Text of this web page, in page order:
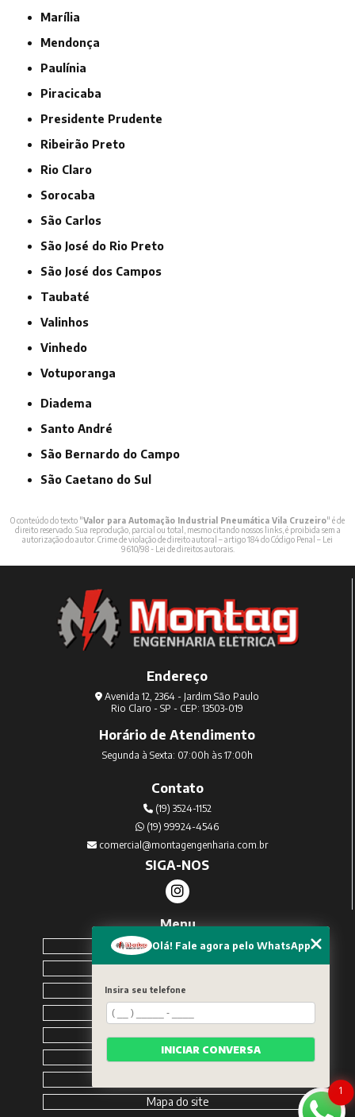
Marília
Mendonça
Paulínia
Piracicaba
Presidente Prudente
Ribeirão Preto
Rio Claro
Sorocaba
São Carlos
São José do Rio Preto
São José dos Campos
Taubaté
Valinhos
Vinhedo
Votuporanga
Diadema
Santo André
São Bernardo do Campo
São Caetano do Sul
O conteúdo do texto "Valor para Automação Industrial Pneumática Vila Cruzeiro" é de
direito reservado. Sua reprodução, parcial ou total, mesmo citando nossos links, é proibida sem a
autorização do autor. Crime de violação de direito autoral – artigo 184 do Código Penal –
Lei
9610/98 - Lei de direitos autorais.
Endereço
Avenida 12, 2364 - Jardim São Paulo
Rio Claro - SP - CEP: 13503-019
Horário de Atendimento
Segunda à Sexta: 07:00h às 17:00h
Contato
(19) 3524-1152
(19) 99924-4546
comercial@montagengenharia.com.br
SIGA-NOS
Menu
Home
Sobre Nós
Serviços
Contato
Solicite um orçamento
Mapa do site
1
Olá! Fale agora pelo WhatsApp
Insira seu telefone
INICIAR CONVERSA